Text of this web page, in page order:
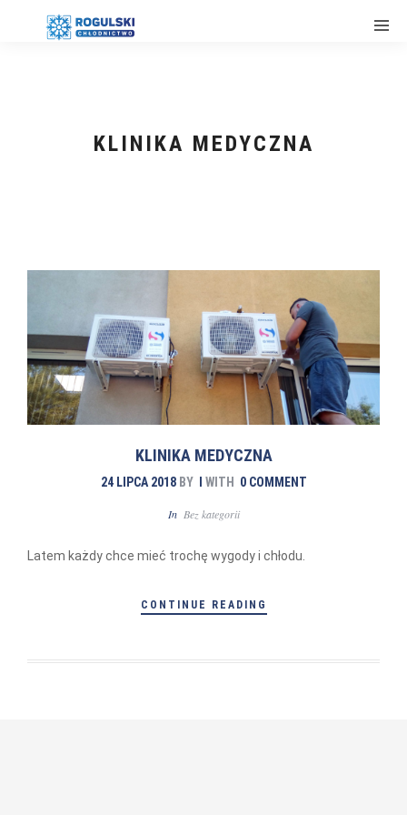
KLINIKA MEDYCZNA
KLINIKA MEDYCZNA
24 LIPCA 2018 BY WITH 0 COMMENT
In Bez kategorii
Latem każdy chce mieć trochę wygody i chłodu.
CONTINUE READING